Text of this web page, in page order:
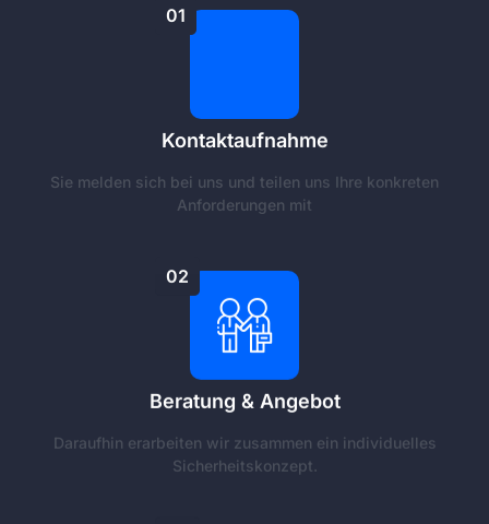
01
Kontaktaufnahme
Sie melden sich bei uns und teilen uns Ihre konkreten
Anforderungen mit
02
Beratung & Angebot
Daraufhin erarbeiten wir zusammen ein individuelles
Sicherheitskonzept.